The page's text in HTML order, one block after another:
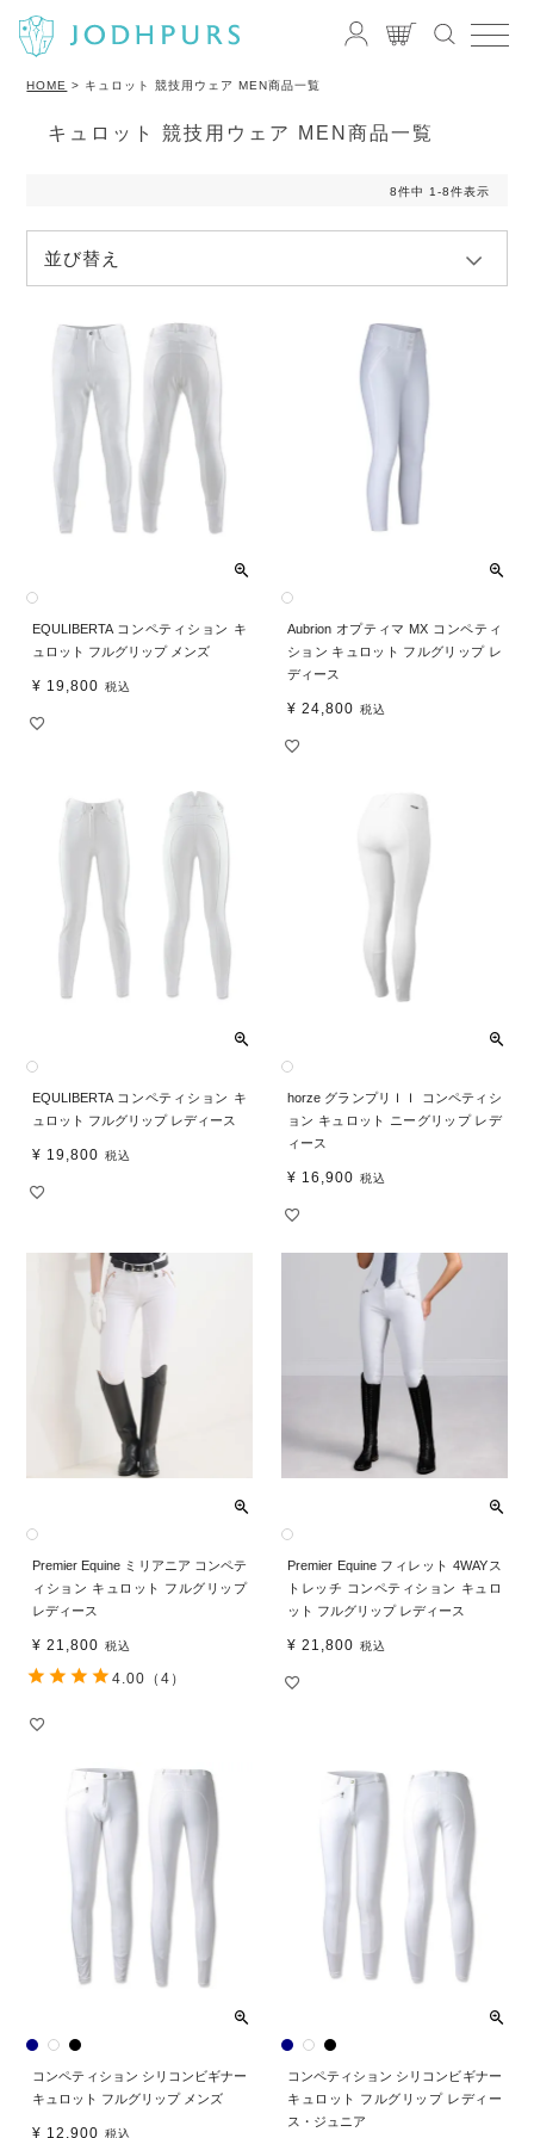
HOME キュロット 競技用ウェア MEN商品一覧
キュロット 競技用ウェア MEN商品一覧
並び替え
8件中 1 -8件表示
EQULIBERTA コンペティション キ
ュロット フルグリップ メンズ
¥ 19,800 税込
Aubrion オプティマ MX コンペティ
ション キュロット フルグリップ レ
ディース
¥ 24,800 税込
EQULIBERTA コンペティション キ
ュロット フルグリップ レディース
¥ 19,800 税込
horze グランプリＩＩ コンペティシ
ョン キュロット ニーグリップ レデ
ィース
¥ 16,900 税込
Premier Equine ミリアニア コンペテ
ィション キュロット フルグリップ
レディース
¥ 21,800 税込
4.00 （4）
Premier Equine フィレット 4WAYス
トレッチ コンペティション キュロ
ット フルグリップ レディース
¥ 21,800 税込
コンペティション シリコンビギナー
キュロット フルグリップ メンズ
¥ 12,900 税込
コンペティション シリコンビギナー
キュロット フルグリップ レディー
ス・ジュニア